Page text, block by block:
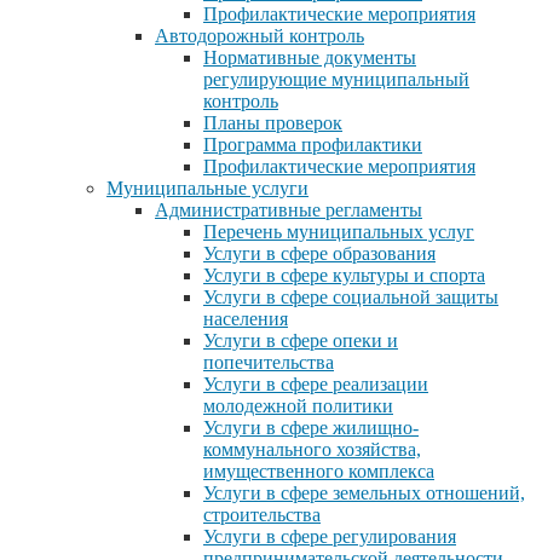
Профилактические мероприятия
Автодорожный контроль
Нормативные документы
регулирующие муниципальный
контроль
Планы проверок
Программа профилактики
Профилактические мероприятия
Муниципальные услуги
Административные регламенты
Перечень муниципальных услуг
Услуги в сфере образования
Услуги в сфере культуры и спорта
Услуги в сфере социальной защиты
населения
Услуги в сфере опеки и
попечительства
Услуги в сфере реализации
молодежной политики
Услуги в сфере жилищно-
коммунального хозяйства,
имущественного комплекса
Услуги в сфере земельных отношений,
строительства
Услуги в сфере регулирования